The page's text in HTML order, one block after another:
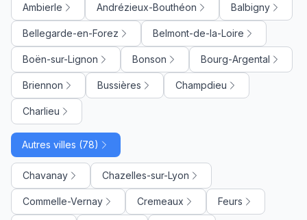
Ambierle Andrézieux-Bouthéon Balbigny
Bellegarde-en-Forez Belmont-de-la-Loire
Boën-sur-Lignon Bonson Bourg-Argental
Briennon Bussières Champdieu
Charlieu
Autres villes (78)
Chavanay Chazelles-sur-Lyon
Commelle-Vernay Cremeaux Feurs